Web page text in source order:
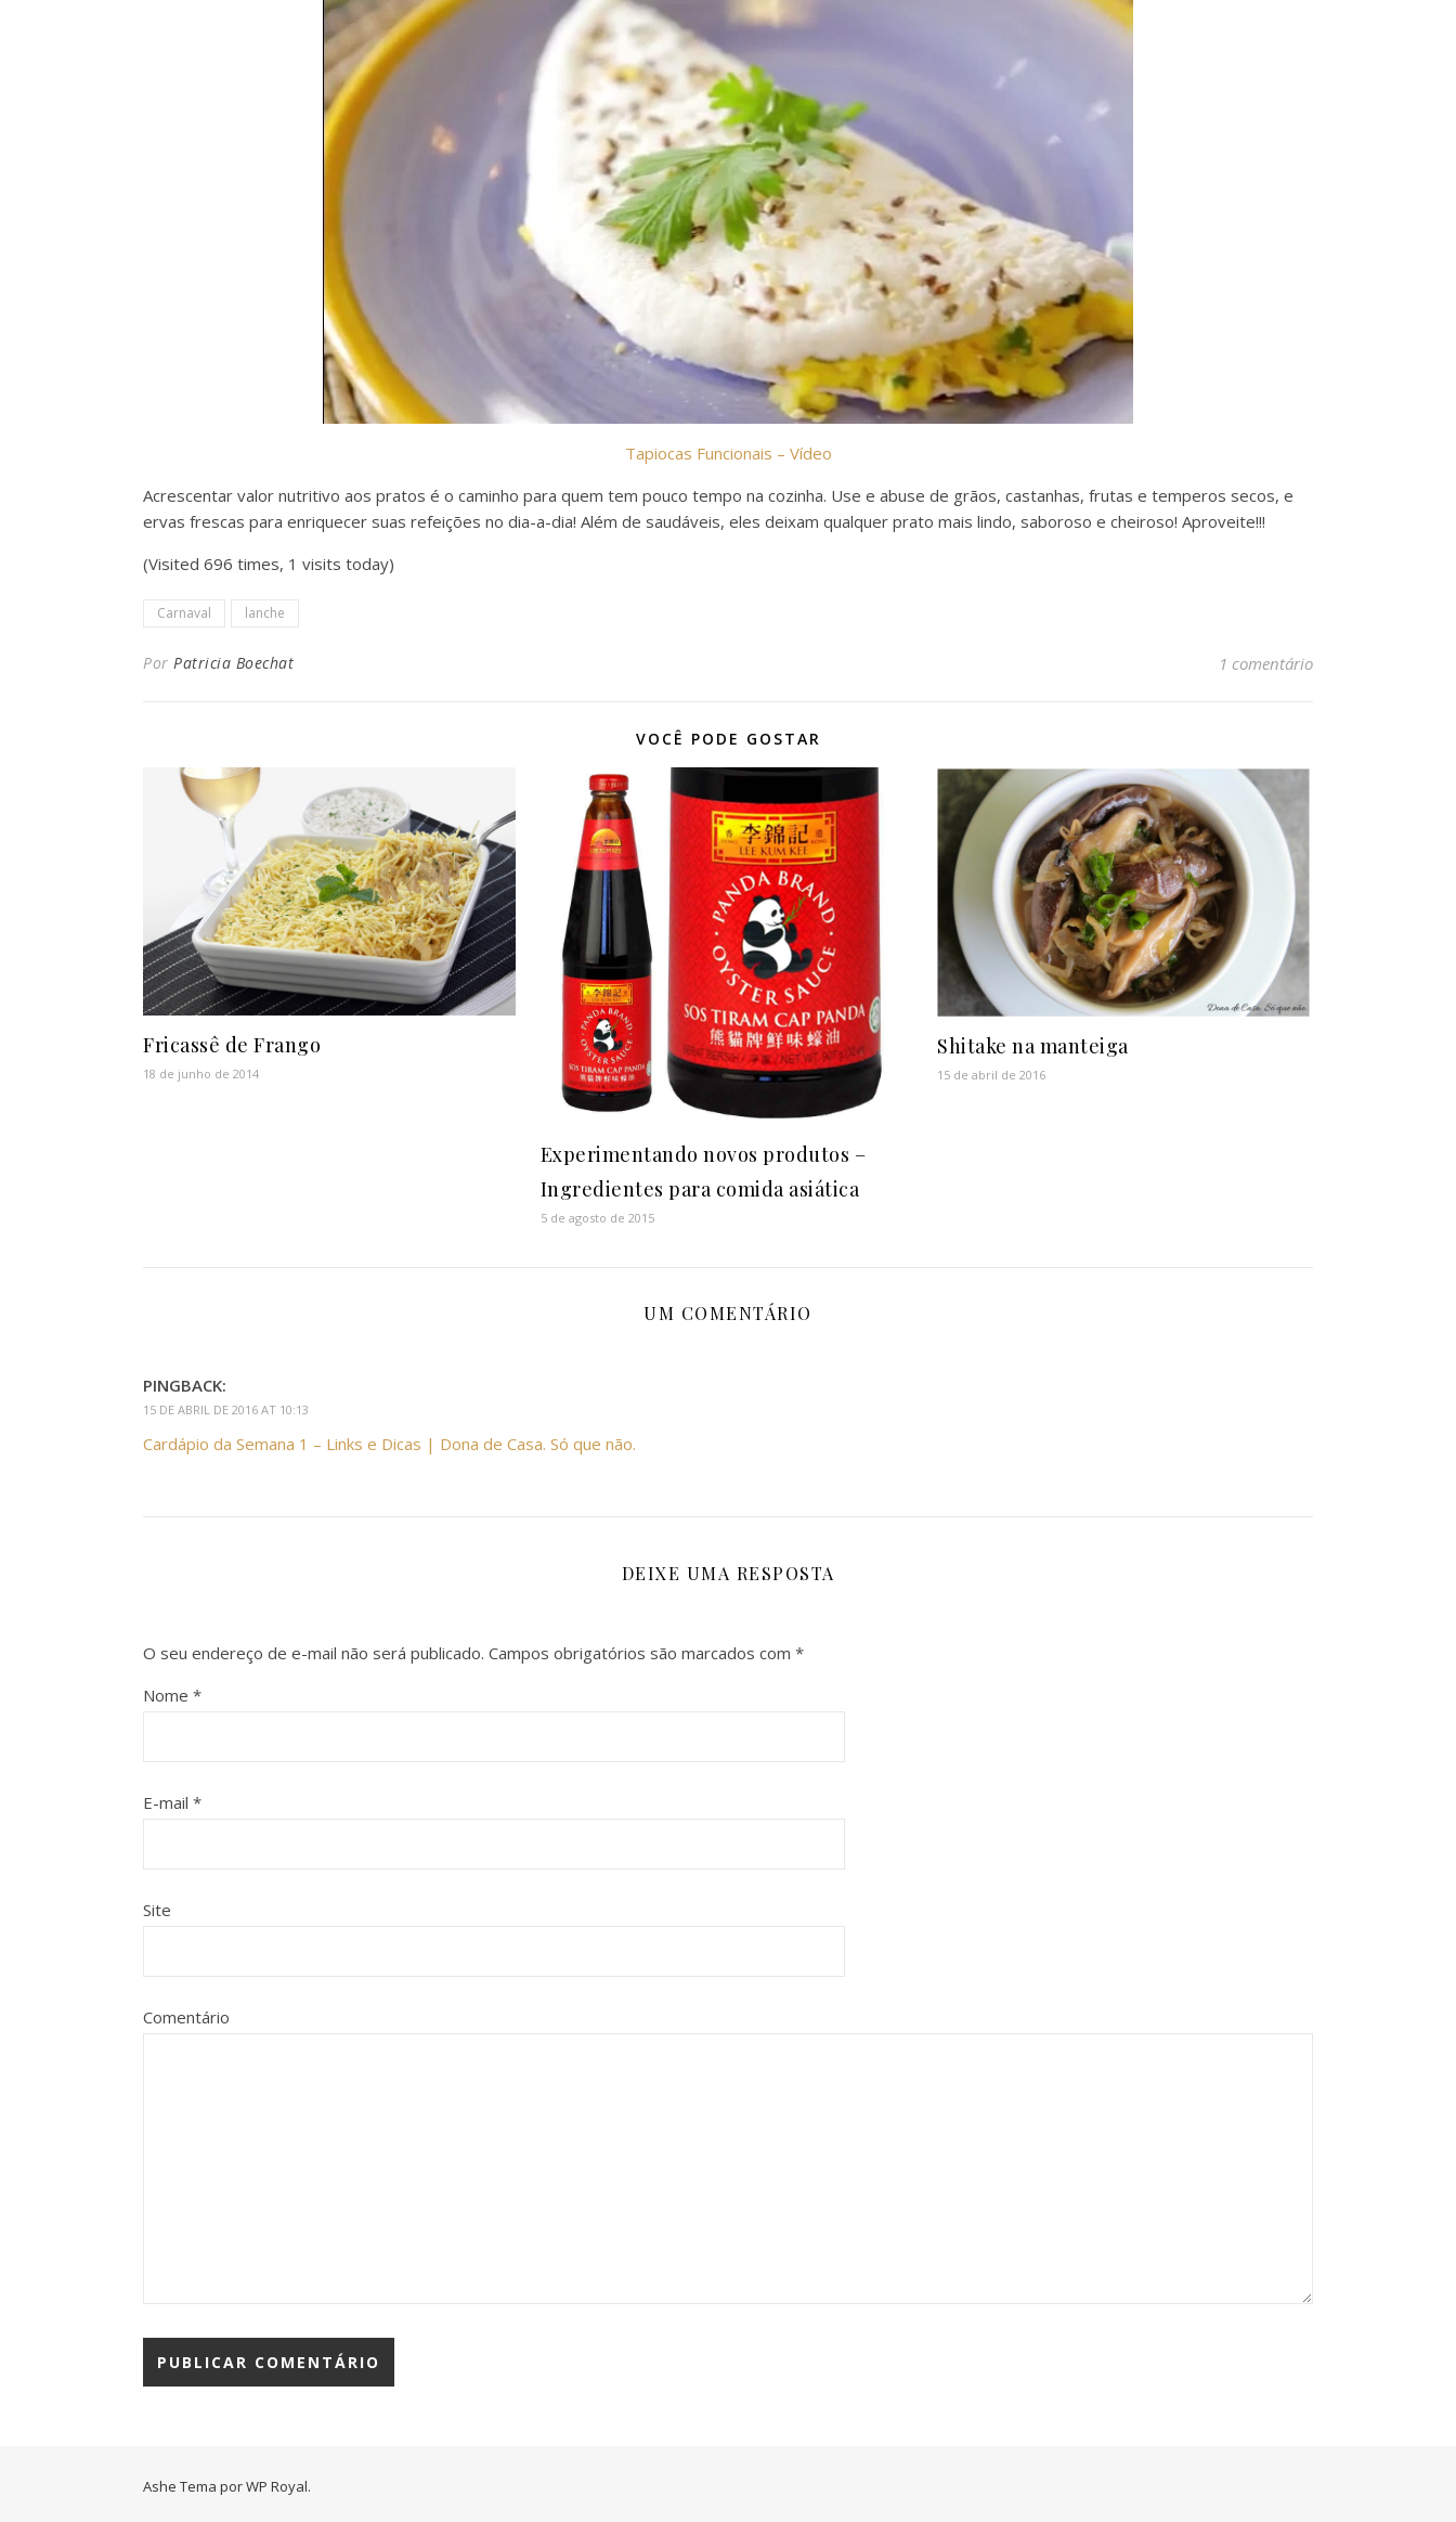
Tapiocas Funcionais – Vídeo
Acrescentar valor nutritivo aos pratos é o caminho para quem tem pouco tempo na cozinha. Use e abuse de grãos, castanhas, frutas e temperos secos, e
ervas frescas para enriquecer suas refeições no dia-a-dia! Além de saudáveis, eles deixam qualquer prato mais lindo, saboroso e cheiroso! Aproveite!!!
(Visited 696 times, 1 visits today)
Carnaval lanche
Por Patricia Boechat 1 comentário
VOCÊ PODE GOSTAR
Fricassê de Frango
18 de junho de 2014
Experimentando novos produtos –
Ingredientes para comida asiática
5 de agosto de 2015
Shitake na manteiga
15 de abril de 2016
UM COMENTÁRIO
PINGBACK:
15 DE ABRIL DE 2016 AT 10:13
Cardápio da Semana 1 – Links e Dicas | Dona de Casa. Só que não.
DEIXE UMA RESPOSTA
O seu endereço de e-mail não será publicado. Campos obrigatórios são marcados com *
Nome *
E-mail *
Site
Comentário
Ashe Tema porWP Royal.